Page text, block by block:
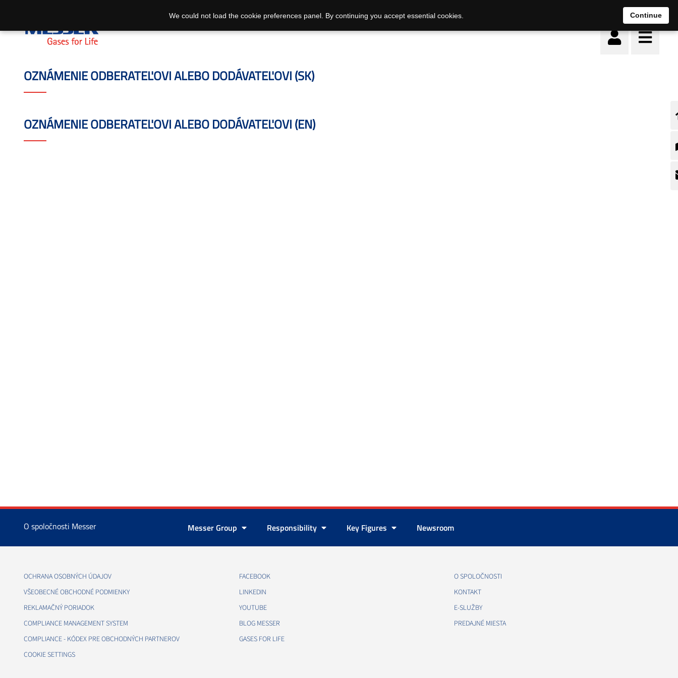
OZNÁMENIE ODBERATEĽOVI ALEBO DODÁVATEĽOVI (SK)
OZNÁMENIE ODBERATEĽOVI ALEBO DODÁVATEĽOVI (EN)
O spoločnosti Messer Messer Group Responsibility Key Figures Newsroom
OCHRANA OSOBNÝCH ÚDAJOV
VŠEOBECNÉ OBCHODNÉ PODMIENKY
REKLAMAČNÝ PORIADOK
COMPLIANCE MANAGEMENT SYSTEM
COMPLIANCE - KÓDEX PRE OBCHODNÝCH PARTNEROV
COOKIE SETTINGS
FACEBOOK
LINKEDIN
YOUTUBE
BLOG MESSER
GASES FOR LIFE
O SPOLOČNOSTI
KONTAKT
E-SLUŽBY
PREDAJNÉ MIESTA
We could not load the cookie preferences panel. By continuing you accept essential cookies. Continue